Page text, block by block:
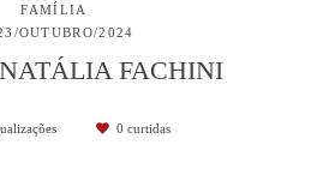
FAMÍLIA
OUTUBRO/2024
FACHINI
0 curtidas